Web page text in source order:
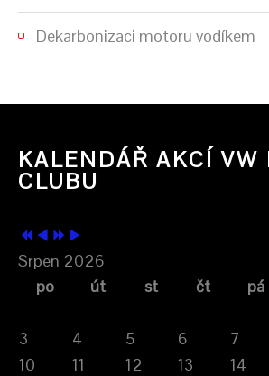
Dekarbonizaci motoru vodíkem
KALENDÁŘ AKCÍ VW
CLUBU
Srpen 2026
po
út st čt pá
3
4 5 6 7
10
11 12 13 14